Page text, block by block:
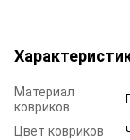
Материал
ковриков
Цвет ковриков